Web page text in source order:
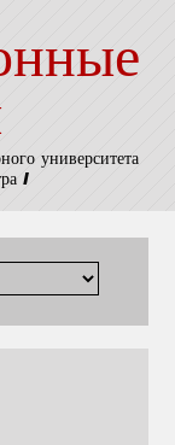
университета
I